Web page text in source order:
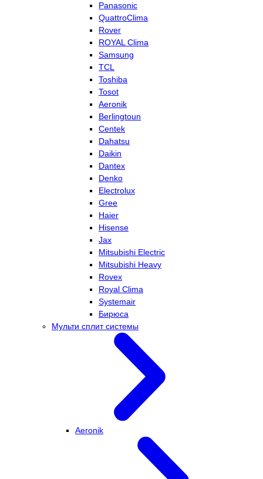
Panasonic
QuattroClima
Rover
ROYAL Clima
Samsung
TCL
Toshiba
Tosot
Aeronik
Berlingtoun
Centek
Dahatsu
Daikin
Dantex
Denko
Electrolux
Gree
Haier
Hisense
Jax
Mitsubishi Electric
Mitsubishi Heavy
Rovex
Royal Clima
Systemair
Бирюса
Мульти сплит системы
Aeronik